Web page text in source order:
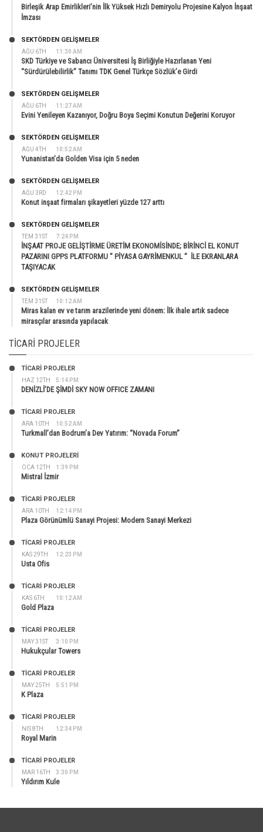
Birleşik Arap Emirlikleri’nin İlk Yüksek Hızlı Demiryolu Projesine Kalyon İnşaat
İmzası
AĞU 6TH 11:30 AM
SEKTÖRDEN GELIŞMELER
SKD Türkiye ve Sabancı Üniversitesi İş Birliğiyle Hazırlanan Yeni
“Sürdürülebilirlik” Tanımı TDK Genel Türkçe Sözlük’e Girdi
AĞU 6TH 11:27 AM
SEKTÖRDEN GELIŞMELER
Evini Yenileyen Kazanıyor, Doğru Boya Seçimi Konutun Değerini Koruyor
AĞU 4TH 10:52 AM
SEKTÖRDEN GELIŞMELER
Yunanistan’da Golden Visa için 5 neden
AĞU 3RD 12:42 PM
SEKTÖRDEN GELIŞMELER
Konut inşaat firmaları şikayetleri yüzde 127 arttı
TEM 31ST 7:24 PM
SEKTÖRDEN GELIŞMELER
İNŞAAT PROJE GELİŞTİRME ÜRETİM EKONOMİSİNDE; BİRİNCİ EL KONUT
PAZARINI GPPS PLATFORMU ” PİYASA GAYRİMENKUL ” İLE EKRANLARA
TAŞIYACAK
TEM 31ST 10:12 AM
SEKTÖRDEN GELIŞMELER
Miras kalan ev ve tarım arazilerinde yeni dönem: İlk ihale artık sadece
mirasçılar arasında yapılacak
TICARI PROJELER
HAZ 12TH 5:14 PM
TİCARİ PROJELER
DENİZLİ’DE ŞİMDİ SKY NOW OFFICE ZAMANI
ARA 10TH 10:52 AM
TİCARİ PROJELER
Turkmall’dan Bodrum’a Dev Yatırım: “Novada Forum”
OCA 12TH 1:39 PM
KONUT PROJELERI
Mistral İzmir
ARA 10TH 12:14 PM
TİCARİ PROJELER
Plaza Görünümlü Sanayi Projesi: Modern Sanayi Merkezi
KAS 29TH 12:23 PM
TİCARİ PROJELER
Usta Ofis
KAS 6TH 10:12 AM
TİCARİ PROJELER
Gold Plaza
MAY 31ST 3:10 PM
TİCARİ PROJELER
Hukukçular Towers
MAY 25TH 5:51 PM
TİCARİ PROJELER
K Plaza
NIS 8TH 12:34 PM
TİCARİ PROJELER
Royal Marin
MAR 16TH 3:30 PM
TİCARİ PROJELER
Yıldırım Kule